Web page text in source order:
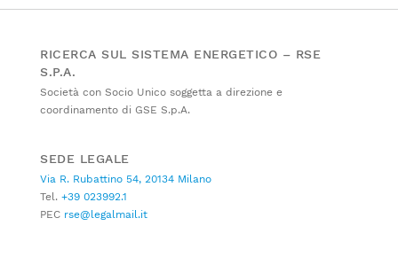
RICERCA SUL SISTEMA ENERGETICO – RSE
S.P.A.
Società con Socio Unico soggetta a direzione e
coordinamento di GSE S.p.A.
SEDE LEGALE
Via R. Rubattino 54, 20134 Milano
Tel. +39 023992.1
PEC rse@legalmail.it